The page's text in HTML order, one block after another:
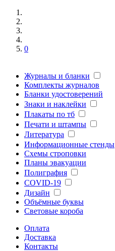
0
Журналы и бланки
Комплекты журналов
Бланки удостоверений
Знаки и наклейки
Плакаты по тб
Печати и штампы
Литература
Информационные стенды
Схемы строповки
Планы эвакуации
Полиграфия
COVID-19
Дизайн
Объёмные буквы
Световые короба
Оплата
Доставка
Контакты